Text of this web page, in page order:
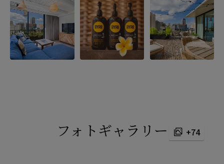
フォトギャラリー +74